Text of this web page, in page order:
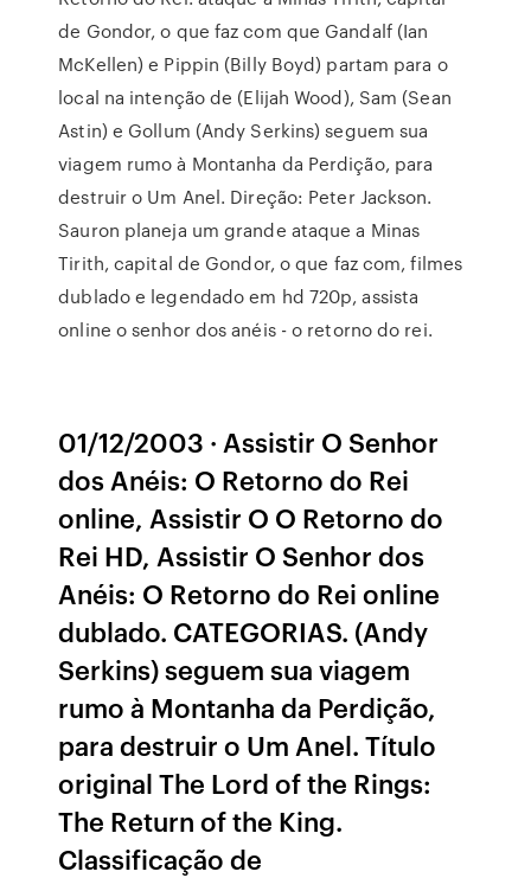
de Gondor, o que faz com que Gandalf (Ian
McKellen) e Pippin (Billy Boyd) partam para o
local na intenção de (Elijah Wood), Sam (Sean
Astin) e Gollum (Andy Serkins) seguem sua
viagem rumo à Montanha da Perdição, para
destruir o Um Anel. Direção: Peter Jackson.
Sauron planeja um grande ataque a Minas
Tirith, capital de Gondor, o que faz com, filmes
dublado e legendado em hd 720p, assista
online o senhor dos anéis - o retorno do rei.
01/12/2003 · Assistir O Senhor
dos Anéis: O Retorno do Rei
online, Assistir O O Retorno do
Rei HD, Assistir O Senhor dos
Anéis: O Retorno do Rei online
dublado. CATEGORIAS. (Andy
Serkins) seguem sua viagem
rumo à Montanha da Perdição,
para destruir o Um Anel. Título
original The Lord of the Rings:
The Return of the King.
Classificação de